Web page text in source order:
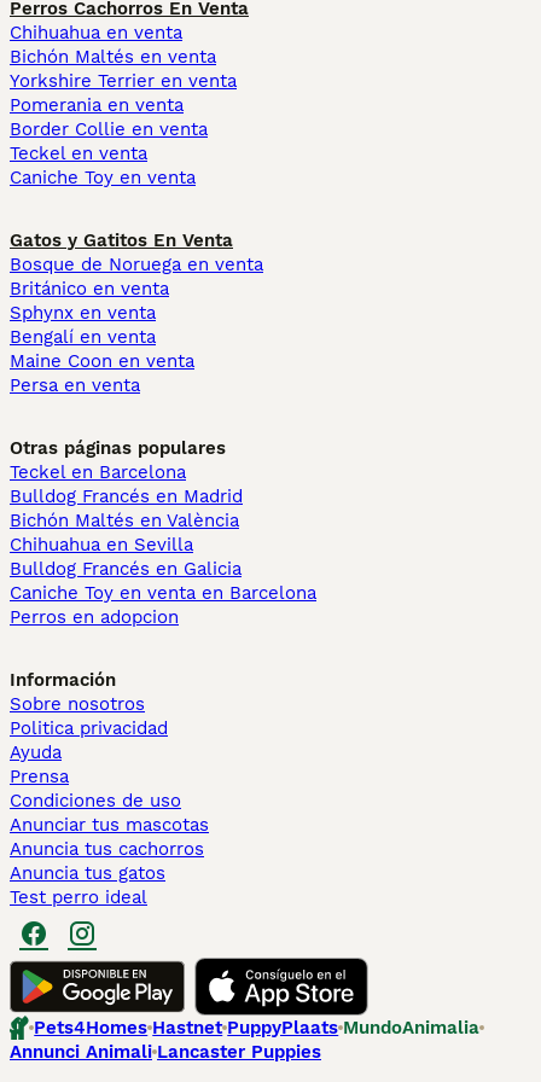
Perros Cachorros En Venta
Chihuahua en venta
Bichón Maltés en venta
Yorkshire Terrier en venta
Pomerania en venta
Border Collie en venta
Teckel en venta
Caniche Toy en venta
Gatos y Gatitos En Venta
Bosque de Noruega en venta
Británico en venta
Sphynx en venta
Bengalí en venta
Maine Coon en venta
Persa en venta
Otras páginas populares
Teckel en Barcelona
Bulldog Francés en Madrid
Bichón Maltés en València
Chihuahua en Sevilla
Bulldog Francés en Galicia
Caniche Toy en venta en Barcelona
Perros en adopcion
Información
Sobre nosotros
Politica privacidad
Ayuda
Prensa
Condiciones de uso
Anunciar tus mascotas
Anuncia tus cachorros
Anuncia tus gatos
Test perro ideal
Pets4Homes Hastnet PuppyPlaats MundoAnimalia
Annunci Animali Lancaster Puppies